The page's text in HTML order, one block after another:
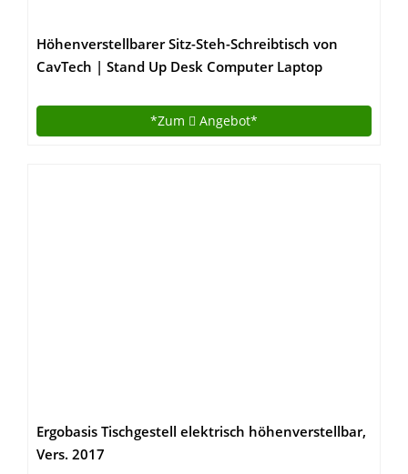
Höhenverstellbarer Sitz-Steh-Schreibtisch von
CavTech | Stand Up Desk Computer Laptop
Gesundes Arbeiten| 3 Jahre Herstellergarantie |
Modell: EI-01
*Zum Angebot*
Ergobasis Tischgestell elektrisch höhenverstellbar,
Vers. 2017